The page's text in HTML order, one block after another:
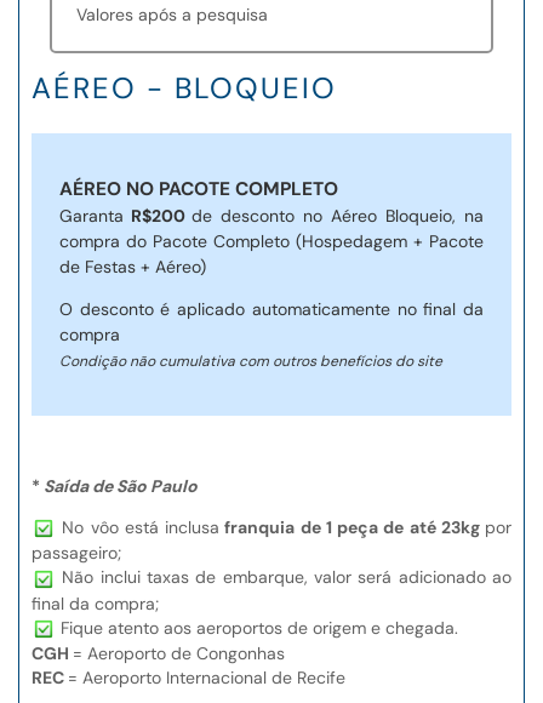
Valores após a pesquisa
AÉREO - BLOQUEIO
AÉREO NO PACOTE COMPLETO
Garanta R$200 de desconto no Aéreo Bloqueio, na
compra do Pacote Completo (Hospedagem + Pacote
de Festas + Aéreo)
O desconto é aplicado automaticamente no final da
compra
Condição não cumulativa com outros benefícios do site
* Saída de São Paulo
No vôo está inclusa franquia de 1 peça de até 23kg por
passageiro;
Não inclui taxas de embarque, valor será adicionado ao
final da compra;
Fique atento aos aeroportos de origem e chegada.
CGH = Aeroporto de Congonhas
REC = Aeroporto Internacional de Recife